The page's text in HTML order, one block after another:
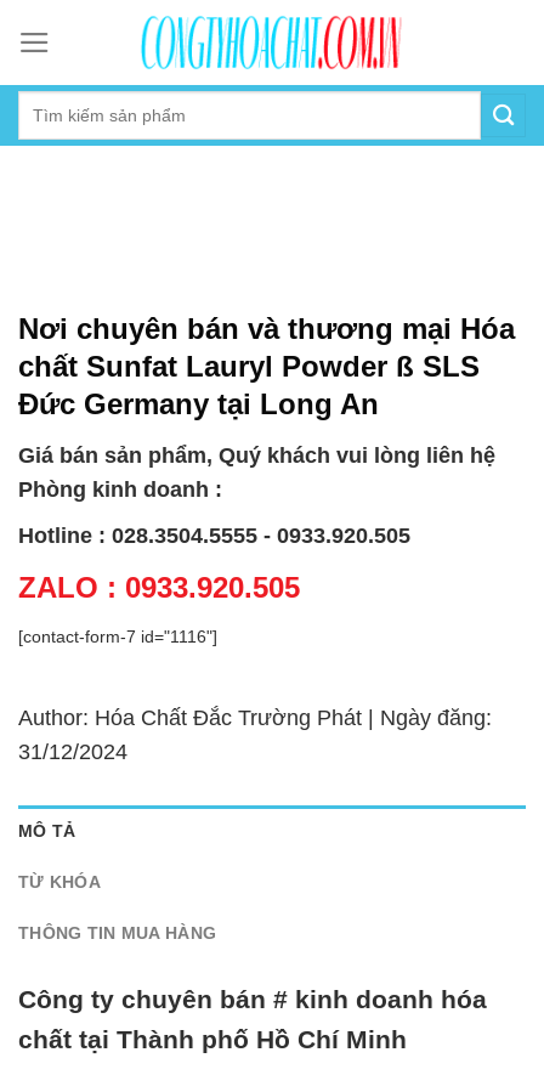
content
Nơi chuyên bán và thương mại Hóa
chất Sunfat Lauryl Powder ß SLS
Đức Germany tại Long An
Giá bán sản phẩm, Quý khách vui lòng liên hệ
Phòng kinh doanh :
Hotline : 028.3504.5555 - 0933.920.505
ZALO : 0933.920.505
[contact-form-7 id="1116"]
Author: Hóa Chất Đắc Trường Phát | Ngày đăng:
31/12/2024
MÔ TẢ
TỪ KHÓA
THÔNG TIN MUA HÀNG
Công ty chuyên bán # kinh doanh hóa
chất tại Thành phố Hồ Chí Minh